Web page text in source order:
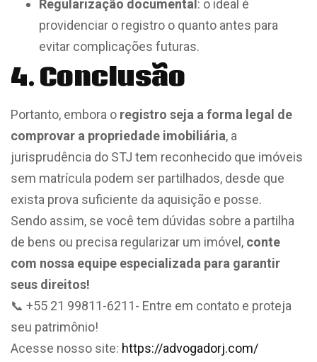
Regularização documental : o ideal é
providenciar o registro o quanto antes para
evitar complicações futuras.
4. Conclusão
Portanto, embora o registro seja a forma legal de
comprovar a propriedade imobiliária, a
jurisprudência do STJ tem reconhecido que imóveis
sem matrícula podem ser partilhados, desde que
exista prova suficiente da aquisição e posse.
Sendo assim, se você tem dúvidas sobre a partilha
de bens ou precisa regularizar um imóvel, conte
com nossa equipe especializada para garantir
seus direitos!
📞 +55 21 99811-6211- Entre em contato e proteja
seu patrimônio!
Acesse nosso site: https://advogadorj.com/